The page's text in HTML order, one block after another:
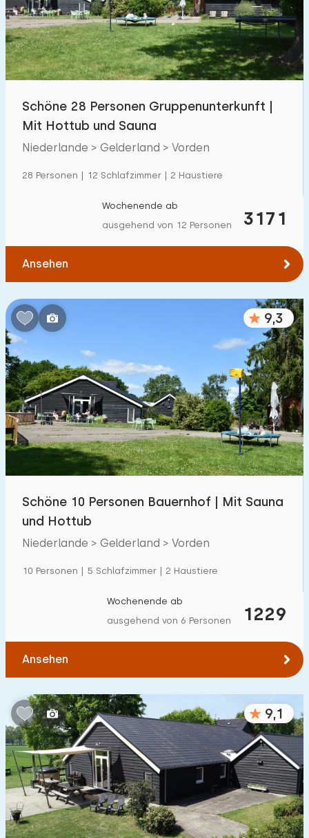
Schwimmbad 2
Eingezäunter Garten 1
Haustierfrei 1
Ladestation Auto
€ 0 — € 1000+
Schlafzimmern:
1
Badezimmer:
1 2 3 4 5
Entfernungen
Von Vorden (max. km):
Zum Meer(max. km):
5 10
1 2
Zum Wasser(max. km):
1 2 5 10 20
Zu öffentlichen Verkehrsmitteln(max. km)
0,2 0,5 1 2
Schöne 28 Personen Gruppenunterkunft |
Mit Hottub und Sauna
Niederlande > Gelderland > Vorden
28 Personen | 12 Schlafzimmer | 2 Haustiere
3171
Wochenende ab
ausgehend von 12 Personen
Ansehen
9,3
Schöne 10 Personen Bauernhof | Mit Sauna
und Hottub
Niederlande > Gelderland > Vorden
10 Personen | 5 Schlafzimmer | 2 Haustiere
1229
Wochenende ab
ausgehend von 6 Personen
Ansehen
9,1